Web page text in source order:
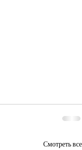
Смотреть все